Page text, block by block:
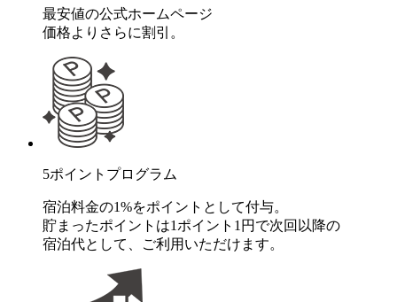
最安値の公式ホームページ
価格よりさらに割引。
5ポイントプログラム
宿泊料金の1%をポイントとして付与。
貯まったポイントは1ポイント1円で次回以降の
宿泊代として、ご利用いただけます。